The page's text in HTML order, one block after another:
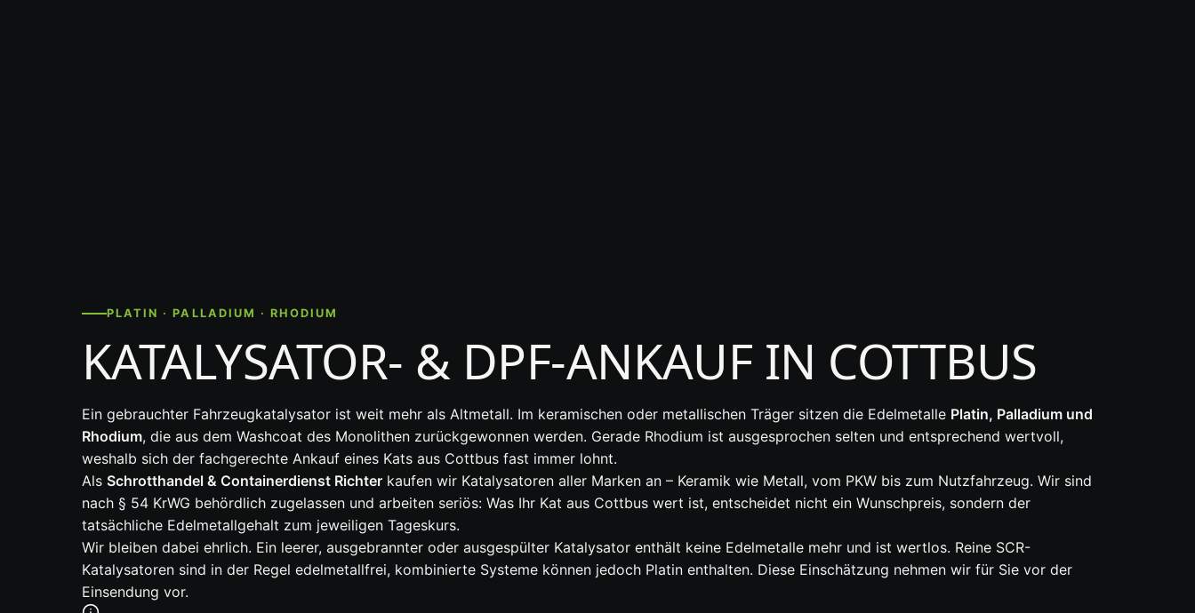
PLATIN · PALLADIUM · RHODIUM
KATALYSATOR- & DPF-ANKAUF IN COTTBUS
Ein gebrauchter Fahrzeugkatalysator ist weit mehr als Altmetall. Im keramischen oder metallischen Träger sitzen die Edelmetalle Platin, Palladium und
Rhodium, die aus dem Washcoat des Monolithen zurückgewonnen werden. Gerade Rhodium ist ausgesprochen selten und entsprechend wertvoll,
weshalb sich der fachgerechte Ankauf eines Kats aus Cottbus fast immer lohnt.
Als Schrotthandel & Containerdienst Richter kaufen wir Katalysatoren aller Marken an – Keramik wie Metall, vom PKW bis zum Nutzfahrzeug. Wir sind
nach § 54 KrWG behördlich zugelassen und arbeiten seriös: Was Ihr Kat aus Cottbus wert ist, entscheidet nicht ein Wunschpreis, sondern der
tatsächliche Edelmetallgehalt zum jeweiligen Tageskurs.
Wir bleiben dabei ehrlich. Ein leerer, ausgebrannter oder ausgespülter Katalysator enthält keine Edelmetalle mehr und ist wertlos. Reine SCR-
Katalysatoren sind in der Regel edelmetallfrei, kombinierte Systeme können jedoch Platin enthalten. Diese Einschätzung nehmen wir für Sie vor der
Einsendung vor.